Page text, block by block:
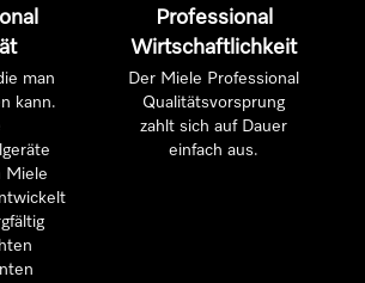
man
kann.
Miele
Professional
Wirtschaftlichkeit
Der Miele Professional
Qualitätsvorsprung
zahlt sich auf Dauer
einfach aus.